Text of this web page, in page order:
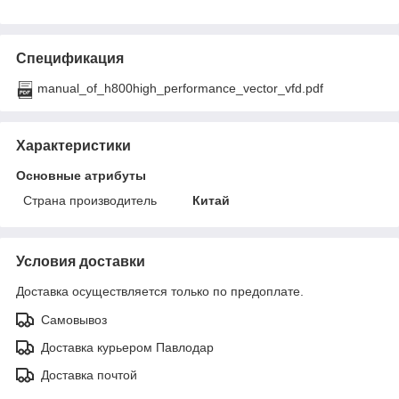
Спецификация
manual_of_h800high_performance_vector_vfd.pdf
Характеристики
Основные атрибуты
Страна производитель
Китай
Условия доставки
Доставка осуществляется только по предоплате.
Самовывоз
Доставка курьером Павлодар
Доставка почтой